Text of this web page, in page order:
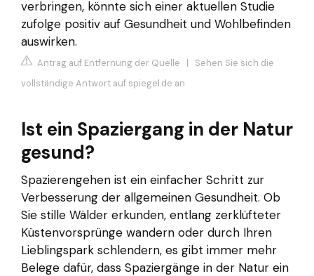
verbringen, könnte sich einer aktuellen Studie
zufolge positiv auf Gesundheit und Wohlbefinden
auswirken.
Antrag auf Entfernung der Quelle | Sehen Sie sich die
vollständige Antwort auf spiegel.de an
Ist ein Spaziergang in der Natur
gesund?
Spazierengehen ist ein einfacher Schritt zur
Verbesserung der allgemeinen Gesundheit. Ob
Sie stille Wälder erkunden, entlang zerklüfteter
Küstenvorsprünge wandern oder durch Ihren
Lieblingspark schlendern, es gibt immer mehr
Belege dafür, dass Spaziergänge in der Natur ein